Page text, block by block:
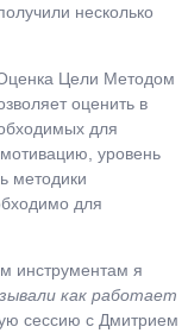
несколько
Цели Методом
оценить в
для
уровень
методики
для
инструментам я
как работает
сессию с Дмитрием